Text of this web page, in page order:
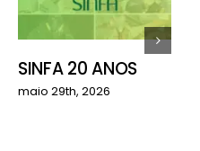
SINFA 20 ANOS
maio 29th, 2026